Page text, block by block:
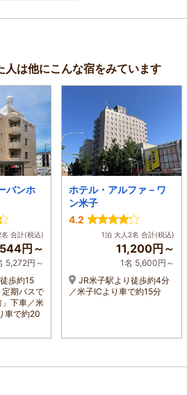
人は他にこんな宿をみています
バンホ
合計(税込)
円～
5,272円～
歩約15
期バスで
下車／米
車で約20
ホテル・アルファ－ワ
ン米子
4.2
1泊 大人2名 合計(税込)
11,200円～
1名 5,600円～
JR米子駅より徒歩約4分
／米子ICより車で約15分